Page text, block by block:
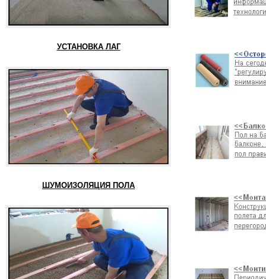
УСТАНОВКА ЛАГ
ШУМОИЗОЛЯЦИЯ ПОЛА